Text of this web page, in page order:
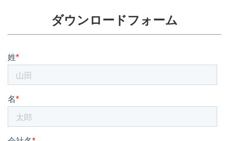
ダウンロードフォーム